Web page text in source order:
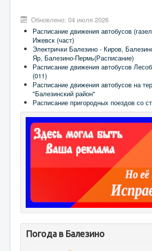
Обновлено: 04 июля 2026
Расписание движения автобусов
Ижевск (част)
Электрички Балезино - Киров,
Яр, Балезино-Пермь(Расписание)
Расписание движения автобусов
(011)
Расписание движения автобусов на
"Балезинский район"
Расписание пригородных поездов со
Погода в Балезино